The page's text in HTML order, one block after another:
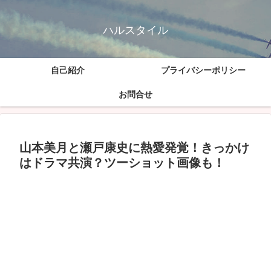
ハルスタイル
自己紹介 プライバシーポリシー
お問合せ
山本美月と瀬戸康史に熱愛発覚！きっかけ
はドラマ共演？ツーショット画像も！